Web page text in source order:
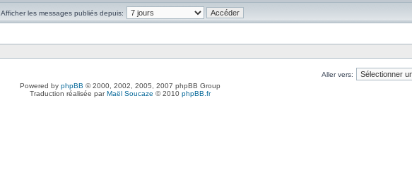
Afficher les messages publiés depuis:
Aller vers:
Powered by phpBB © 2000, 2002, 2005, 2007 phpBB Group
Traduction réalisée parMaël Soucaze © 2010 phpBB.fr